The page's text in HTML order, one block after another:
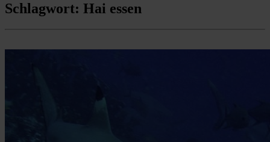
Schlagwort: Hai essen